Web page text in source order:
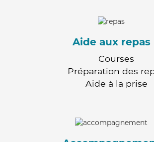
Aide aux repas
Courses
Préparation des
Aide à la prise